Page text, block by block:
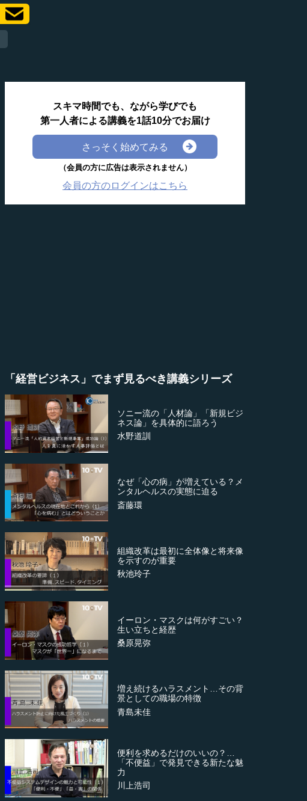
スキマ時間でも、ながら学びでも
第一人者による講義を1話10分でお届け
さっそく始めてみる
（会員の方に広告は表示されません）
会員の方のログインはこちら
「経営ビジネス」でまず見るべき講義シリーズ
ソニー流の「人材論」「新規ビジ
ネス論」を具体的に語ろう
水野道訓
なぜ「心の病」が増えている？メ
ンタルヘルスの実態に迫る
斎藤環
組織改革は最初に全体像と将来像
を示すのが重要
秋池玲子
イーロン・マスクは何がすごい？
生い立ちと経歴
桑原晃弥
増え続けるハラスメント…その背
景としての職場の特徴
青島未佳
便利を求めるだけのいいの？…
「不便益」で発見できる新たな魅
力
川上浩司